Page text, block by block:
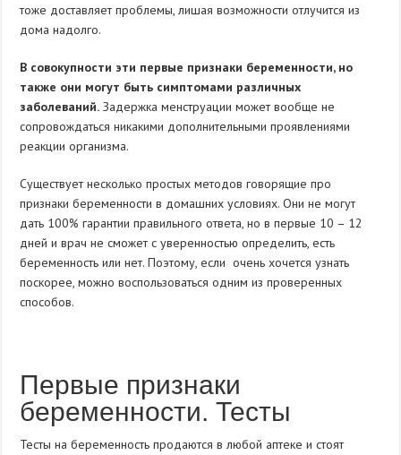
тоже доставляет проблемы, лишая возможности отлучится из
дома надолго.
В совокупности эти первые признаки беременности, но
также они могут быть симптомами различных
заболеваний. Задержка менструации может вообще не
сопровождаться никакими дополнительными проявлениями
реакции организма.
Существует несколько простых методов говорящие про
признаки беременности в домашних условиях. Они не могут
дать 100% гарантии правильного ответа, но в первые 10 – 12
дней и врач не сможет с уверенностью определить, есть
беременность или нет. Поэтому, если очень хочется узнать
поскорее, можно воспользоваться одним из проверенных
способов.
Первые признаки
беременности. Тесты
Тесты на беременность продаются в любой аптеке и стоят